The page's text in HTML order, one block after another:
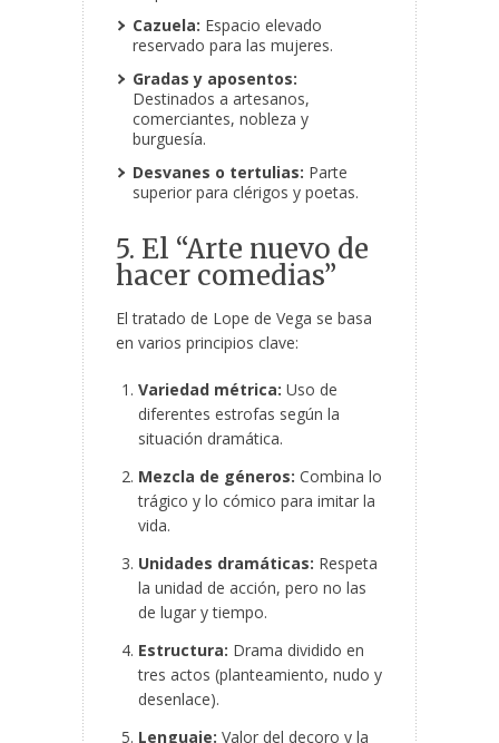
Cazuela: Espacio elevado
reservado para las mujeres.
Gradas y aposentos:
Destinados a artesanos,
comerciantes, nobleza y
burguesía.
Desvanes o tertulias: Parte
superior para clérigos y poetas.
5. El “Arte nuevo de
hacer comedias”
El tratado de Lope de Vega se basa
en varios principios clave:
Variedad métrica: Uso de
diferentes estrofas según la
situación dramática.
Mezcla de géneros: Combina lo
trágico y lo cómico para imitar la
vida.
Unidades dramáticas: Respeta
la unidad de acción, pero no las
de lugar y tiempo.
Estructura: Drama dividido en
tres actos (planteamiento, nudo y
desenlace).
Lenguaje: Valor del decoro y la